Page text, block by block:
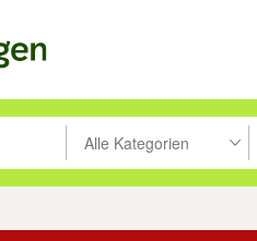
drücken um zu suchen, oder
Alle Kategorien